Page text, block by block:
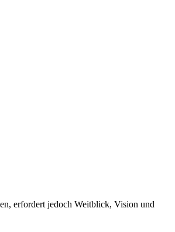
erfordert jedoch Weitblick, Vision und